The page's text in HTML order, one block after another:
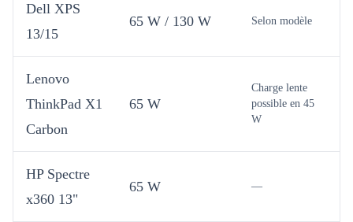
Dell XPS
13/15
65 W / 130 W Selon modèle
Lenovo
ThinkPad X1
Carbon
65 W
Charge lente
possible en 45
W
HP Spectre
x360 13"
65 W —